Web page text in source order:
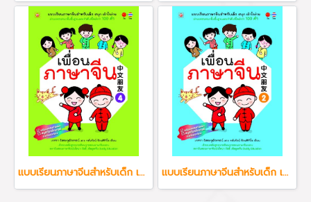
แบบเรียนภาษาจีนสำหรับเด็ก เพื่อนภาษาจีน เล่ม 4 แบบเรียนภาษาจีนสำหรับเด็ก เพื่อนภาษาจีน เล่ม 2